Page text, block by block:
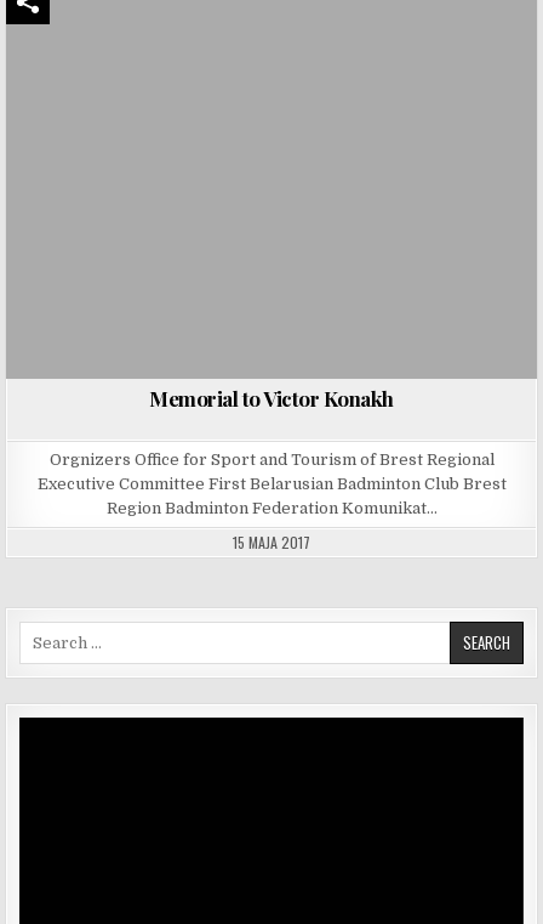
Memorial to Victor Konakh
Orgnizers Office for Sport and Tourism of Brest Regional
Executive Committee First Belarusian Badminton Club Brest
Region Badminton Federation Komunikat…
15 MAJA 2017